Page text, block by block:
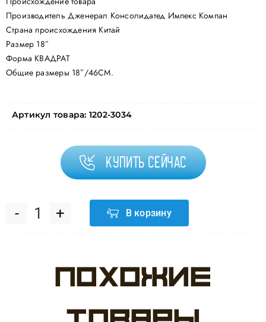
Производитель Дженерал Консолидатед Импекс Компан
Страна происхождения Китай
Размер 18″
Форма КВАДРАТ
Общие размеры 18″/46СМ.
Артикул товара: 1202-3034
Купить сейчас
Количество
ШАР
В корзину
Похожие